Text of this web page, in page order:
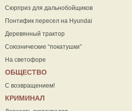
Сюрприз для дальнобойщиков
Понтифик пересел на Hyundai
Деревянный трактор
Союзнические “покатушки”
На светофоре
ОБЩЕСТВО
С возвращением!
КРИМИНАЛ